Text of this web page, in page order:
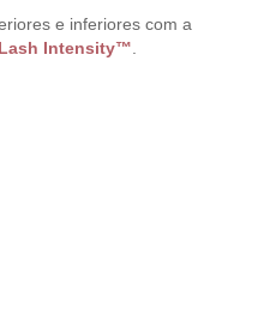
e inferiores com a
Intensity™